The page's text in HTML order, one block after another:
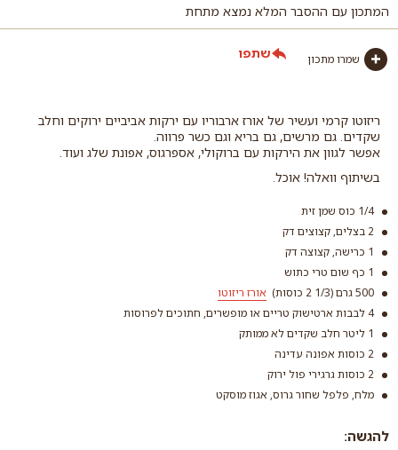
המתכון עם ההסבר המלא נמצא מתחת
שמרו מתכון שתפו
ריזוטו קרמי ועשיר של אורז ארבוריו עם ירקות אביביים ירוקים וחלב
שקדים. גם מרשים, גם בריא וגם כשר פרווה.
אפשר לגוון את הירקות עם ברוקולי, אספרגוס, אפונת שלג ועוד.
בשיתוף וואלה! אוכל.
1/4 כוס שמן זית
2 בצלים, קצוצים דק
1 כרישה, קצוצה דק
1 כף שום טרי כתוש
500 גרם (1/3 2 כוסות)
אורז ריזוטו
4 לבבות ארטישוק טריים או מופשרים, חתוכים לפרוסות
1 ליטר חלב שקדים לא ממותק
2 כוסות אפונה עדינה
2 כוסות גרגירי פול ירוק
מלח, פלפל שחור גרוס, אגוז מוסקט
להגשה: